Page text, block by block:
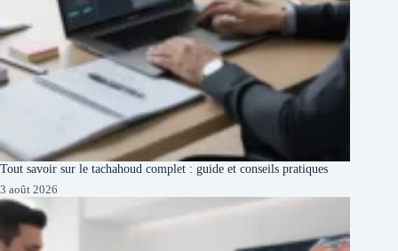
Tout savoir sur le tachahoud complet : guide et conseils pratiques
3 août 2026